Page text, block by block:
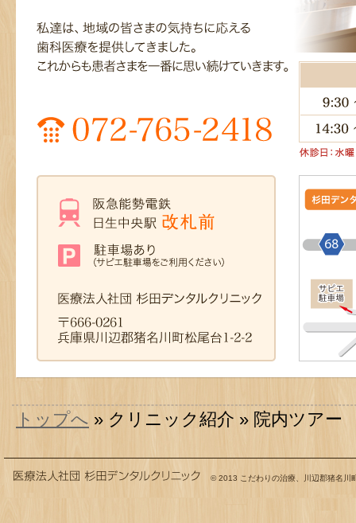
トップへ » クリニック紹介 » 院内ツアー
© 2013 こだわりの治療、川辺郡猪名